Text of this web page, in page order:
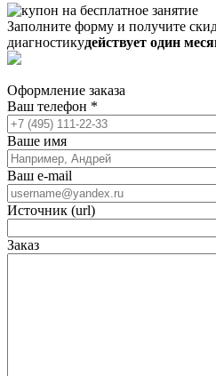
Заполните форму и получите
диагностикудействует один
Оформление заказа
Ваш телефон *
Ваше имя
Ваш e-mail
Источник (url)
Заказ